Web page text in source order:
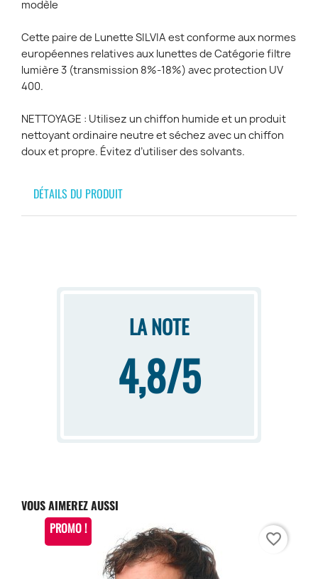
modèle
Cette paire de Lunette SILVIA est conforme aux normes
européennes relatives aux lunettes de Catégorie filtre
lumière 3 (transmission 8%-18%) avec protection UV
400.
NETTOYAGE : Utilisez un chiffon humide et un produit
nettoyant ordinaire neutre et séchez avec un chiffon
doux et propre. Évitez d’utiliser des solvants.
DÉTAILS DU PRODUIT
LA NOTE
4,8/5
VOUS AIMEREZ AUSSI
PROMO !
favorite_border